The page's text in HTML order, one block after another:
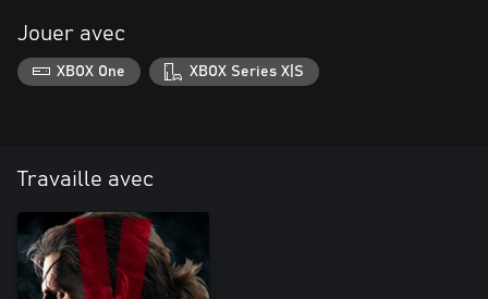
Jouer avec
XBOX One XBOX Series X|S
Travaille avec